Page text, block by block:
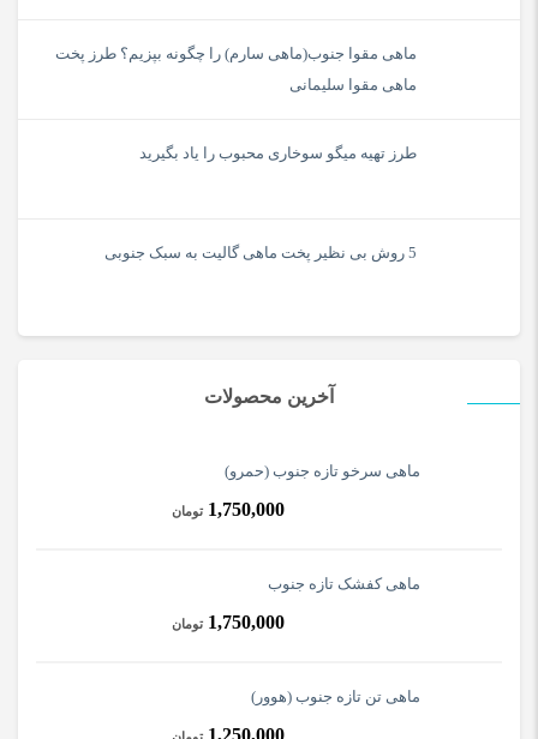
ماهی مقوا جنوب(ماهی سارم) را چگونه بپزیم؟ طرز پخت
ماهی مقوا سلیمانی
طرز تهیه میگو سوخاری محبوب را یاد بگیرید
5 روش بی نظیر پخت ماهی گالیت به سبک جنوبی
آخرین محصولات
ماهی سرخو تازه جنوب (حمرو)
1,750,000 تومان
ماهی کفشک تازه جنوب
1,750,000 تومان
ماهی تن تازه جنوب (هوور)
1,250,000 تومان